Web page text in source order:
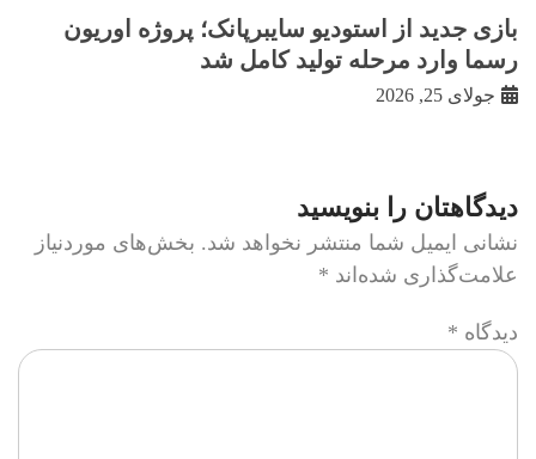
بازی جدید از استودیو سایبرپانک؛ پروژه اوریون
رسما وارد مرحله تولید کامل شد
جولای 25, 2026
دیدگاهتان را بنویسید
نشانی ایمیل شما منتشر نخواهد شد. بخش‌های موردنیاز
علامت‌گذاری شده‌اند *
دیدگاه *